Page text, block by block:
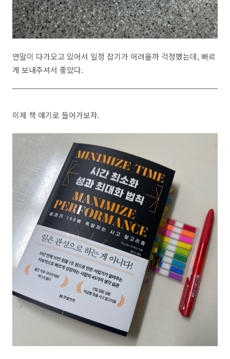
연말이 다가오고 있어서 일정 잡기가 어려울까 걱정했는데, 빠르
게 보내주셔서 좋았다.
이제 책 얘기로 들어가보자.